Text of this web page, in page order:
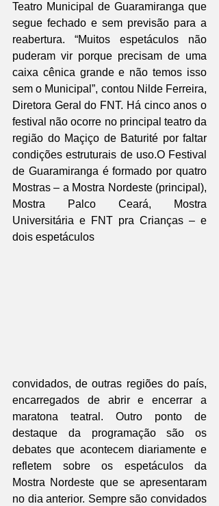
Teatro Municipal de Guaramiranga que
segue fechado e sem previsão para a
reabertura. “Muitos espetáculos não
puderam vir porque precisam de uma
caixa cênica grande e não temos isso
sem o Municipal”, contou Nilde Ferreira,
Diretora Geral do FNT. Há cinco anos o
festival não ocorre no principal teatro da
região do Maçiço de Baturité por faltar
condições estruturais de uso.O Festival
de Guaramiranga é formado por quatro
Mostras – a Mostra Nordeste (principal),
Mostra Palco Ceará, Mostra
Universitária e FNT pra Crianças – e
dois espetáculos
convidados, de outras regiões do país,
encarregados de abrir e encerrar a
maratona teatral. Outro ponto de
destaque da programação são os
debates que acontecem diariamente e
refletem sobre os espetáculos da
Mostra Nordeste que se apresentaram
no dia anterior. Sempre são convidados